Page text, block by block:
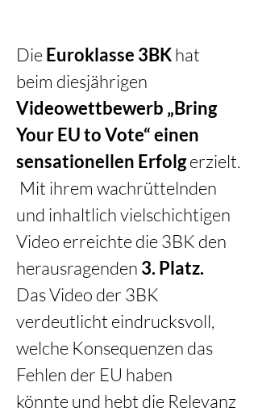
Die Euroklasse 3BK hat
beim diesjährigen
Videowettbewerb „Bring
Your EU to Vote“ einen
sensationellen Erfolg erzielt.
Mit ihrem wachrüttelnden
und inhaltlich vielschichtigen
Video erreichte die 3BK den
herausragenden 3. Platz.
Das Video der 3BK
verdeutlicht eindrucksvoll,
welche Konsequenzen das
Fehlen der EU haben
könnte und hebt die Relevanz